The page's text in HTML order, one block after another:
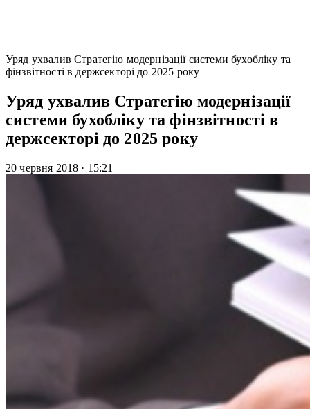
Уряд ухвалив Стратегію модернізації системи бухобліку та
фінзвітності в держсекторі до 2025 року
Уряд ухвалив Стратегію модернізації
системи бухобліку та фінзвітності в
держсекторі до 2025 року
20 червня 2018 · 15:21